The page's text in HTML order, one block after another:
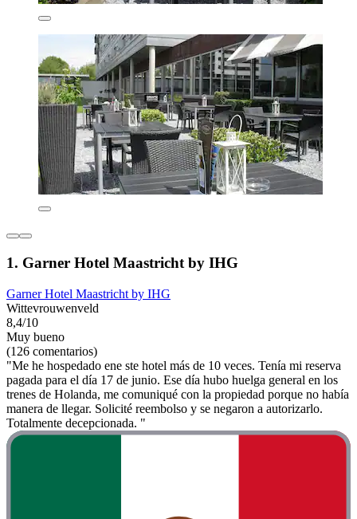
1. Garner Hotel Maastricht by IHG
Garner Hotel Maastricht by IHG
Wittevrouwenveld
8,4/10
Muy bueno
(126 comentarios)
"Me he hospedado ene ste hotel más de 10 veces. Tenía mi reserva
pagada para el día 17 de junio. Ese día hubo huelga general en los
trenes de Holanda, me comuniqué con la propiedad porque no había
manera de llegar. Solicité reembolso y se negaron a autorizarlo.
Totalmente decepcionada. "